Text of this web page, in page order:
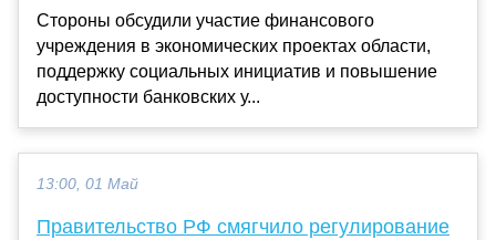
Стороны обсудили участие финансового
учреждения в экономических проектах области,
поддержку социальных инициатив и повышение
доступности банковских у...
13:00, 01 Май
Правительство РФ смягчило регулирование